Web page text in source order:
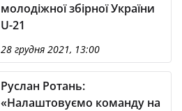
молодіжної збірної України
U-21
28 грудня 2021, 13:00
Руслан Ротань:
«Налаштовуємо команду на